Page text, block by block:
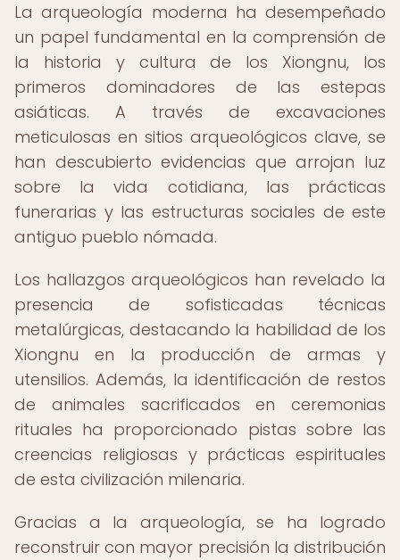
La arqueología moderna ha desempeñado
un papel fundamental en la comprensión de
la historia y cultura de los Xiongnu, los
primeros dominadores de las estepas
asiáticas. A través de excavaciones
meticulosas en sitios arqueológicos clave, se
han descubierto evidencias que arrojan luz
sobre la vida cotidiana, las prácticas
funerarias y las estructuras sociales de este
antiguo pueblo nómada.
Los hallazgos arqueológicos han revelado la
presencia de sofisticadas técnicas
metalúrgicas, destacando la habilidad de los
Xiongnu en la producción de armas y
utensilios. Además, la identificación de restos
de animales sacrificados en ceremonias
rituales ha proporcionado pistas sobre las
creencias religiosas y prácticas espirituales
de esta civilización milenaria.
Gracias a la arqueología, se ha logrado
reconstruir con mayor precisión la distribución